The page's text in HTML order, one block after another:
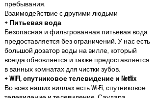
пребывания.
Взаимодействие с другими людьми
+ Питьевая вода
Безопасная и фильтрованная питьевая вода
предоставляется без ограничений. У нас есть
большой дозатор воды на вилле, который
всегда обновляется и также предоставляется
в ванных комнатах для чистки зубов.
+ WIFI, спутниковое телевидение и Netflix
Во всех наших виллах есть Wi-Fi, спутниковое